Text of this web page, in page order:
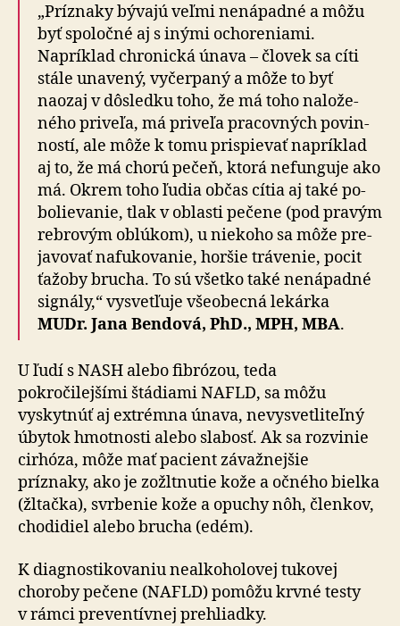
„Príznaky bývajú veľmi nenápadné a môžu
byť spo­ločné aj s inými ocho­re­niami.
Napríklad chronická únava – človek sa cíti
stále una­vený, vyčer­paný a môže to byť
naozaj v dôsledku toho, že má toho na­lo­že­
ného pri­veľa, má pri­veľa pra­cov­ných povin­
ností, ale môže k tomu prispievať napríklad
aj to, že má chorú pečeň, ktorá nefunguje ako
má. Okrem toho ľudia občas cítia aj také po­
bo­lie­va­nie, tlak v oblasti pečene (pod pra­vým
rebrovým oblúkom), u nie­koho sa môže pre­
ja­vo­vať na­fu­ko­va­nie, horšie trá­venie, pocit
ťažoby brucha. To sú všetko také ne­ná­pad­né
signály,“ vysvet­ľuje vše­o­becná lekárka
MUDr. Jana Bendová, PhD., MPH, MBA.
U ľudí s NASH alebo fibrózou, teda
pokročilejšími štádiami NAFLD, sa môžu
vyskytnúť aj extrémna únava, ne­vysvet­li­teľ­ný
úbytok hmot­nosti alebo slabosť. Ak sa roz­vi­nie
cir­hó­za, môže mať pacient zá­važ­nej­šie
príznaky, ako je zožltnutie kože a očného bielka
(žltačka), svrbenie kože a opuchy nôh, členkov,
chodidiel alebo brucha (edém).
K diagnostikovaniu nealkoholovej tukovej
choroby pečene (NAFLD) pomôžu krvné testy
v rámci pre­ven­tív­nej pre­hliadky.